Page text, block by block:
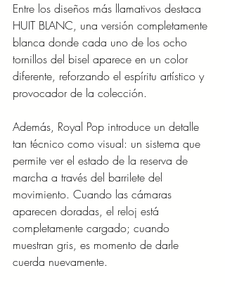
Entre los diseños más llamativos destaca
HUIT BLANC, una versión completamente
blanca donde cada uno de los ocho
tornillos del bisel aparece en un color
diferente, reforzando el espíritu artístico y
provocador de la colección.
Además, Royal Pop introduce un detalle
tan técnico como visual: un sistema que
permite ver el estado de la reserva de
marcha a través del barrilete del
movimiento. Cuando las cámaras
aparecen doradas, el reloj está
completamente cargado; cuando
muestran gris, es momento de darle
cuerda nuevamente.